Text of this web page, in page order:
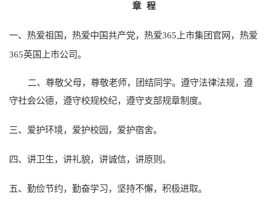
章 程
一、 热爱祖国，热爱中国共产党，热爱365上市集团官网，热爱
365英国上市公司。
二、尊敬父母，尊敬老师，团结同学。遵守法律法规，遵
守社会公德，遵守校规校纪，遵守支部规章制度。
三、 爱护环境，爱护校园，爱护宿舍。
四、 讲卫生，讲礼貌，讲诚信，讲原则。
五、 勤俭节约，勤奋学习，坚持不懈，积极进取。